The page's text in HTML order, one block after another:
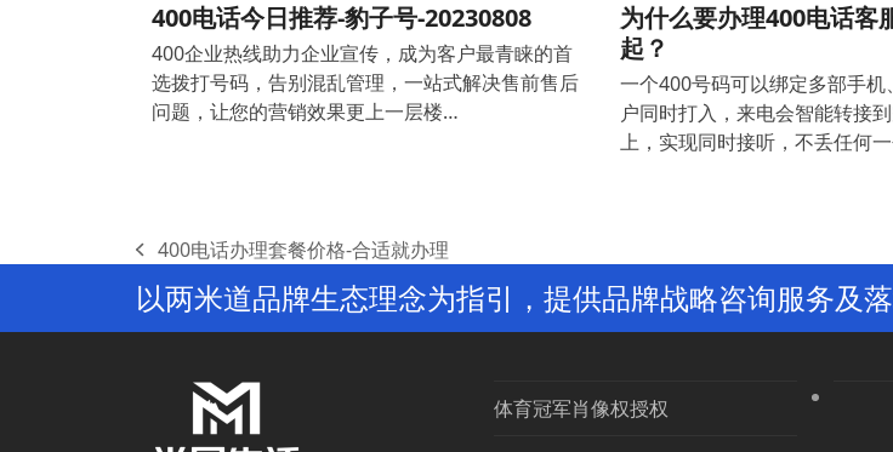
400电话今日推荐-豹子号-20230808
400企业热线助力企业宣传，成为客户最青睐的首
选拨打号码，告别混乱管理，一站式解决售前售后
问题，让您的营销效果更上一层楼…
为什么要办理400电话客
起？
一个400号码可以绑定多部手机
户同时打入，来电会智能转接
上，实现同时接听，不丢任何
previous
post:
400电话办理套餐价格-合适就办理
以两米道品牌生态理念为指引，提供品牌战略咨询服务及落
体育冠军肖像权授权